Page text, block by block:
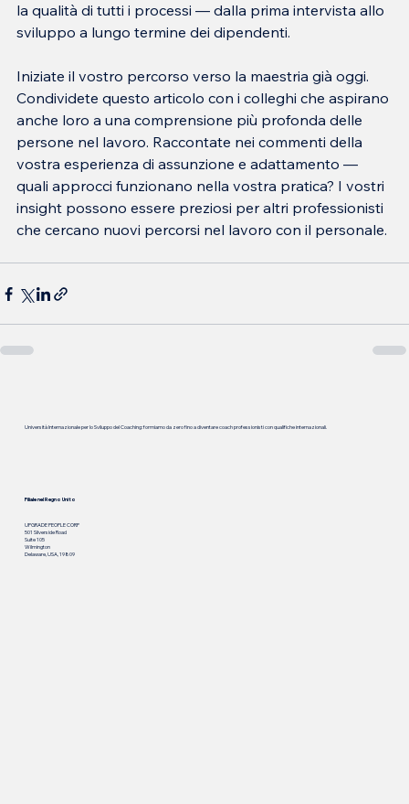
la qualità di tutti i processi — dalla prima intervista allo
Iniziate il vostro percorso verso la maestria già oggi.
Condividete questo articolo con i colleghi che aspirano
anche loro a una comprensione più profonda delle
persone nel lavoro. Raccontate nei commenti della
vostra esperienza di assunzione e adattamento —
quali approcci funzionano nella vostra pratica? I vostri
insight possono essere preziosi per altri professionisti
Università Internazionale per lo Sviluppo del Coaching: formiamo da zero fino a diventare coach professionisti con qualifiche internazionali.
Filiale nel Regno Unito
UPGRADE PEOPLE CORP
501 Silverside Road
Suite 105
Wilmington
Delaware, USA, 19809